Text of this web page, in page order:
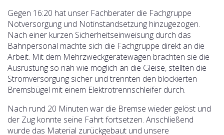
Gegen 16:20 hat unser Fachberater die Fachgruppe
Notversorgung und Notinstandsetzung hinzugezogen.
Nach einer kurzen Sicherheitseinweisung durch das
Bahnpersonal machte sich die Fachgruppe direkt an die
Arbeit. Mit dem Mehrzweckgerätewagen brachten sie die
Ausrüstung so nah wie möglich an die Gleise, stellten die
Stromversorgung sicher und trennten den blockierten
Bremsbügel mit einem Elektrotrennschleifer durch.
Nach rund 20 Minuten war die Bremse wieder gelöst und
der Zug konnte seine Fahrt fortsetzen. Anschließend
wurde das Material zurückgebaut und unsere